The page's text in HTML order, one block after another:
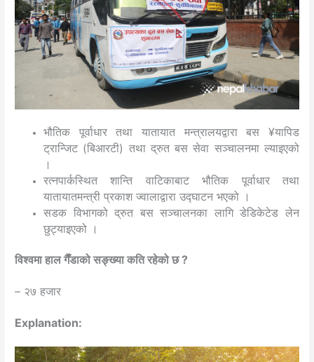
भौतिक पूर्वाधार तथा यातायात मन्त्रालयद्वारा बस ¥यापिड
ट्रान्जिट (बिआरटी) तथा द्रुत बस सेवा सञ्चालनमा ल्याइएको
।
रत्नपार्कस्थित शान्ति वाटिकाबाट भौतिक पूर्वाधार तथा
यातायातमन्त्री प्रकाश ज्वालाद्वारा उद्घाटन भएको ।
सडक विभागको द्रुत बस सञ्चालनका लागि डेडिकेटेड लेन
छुट्याइएको ।
विश्वमा हाल गैँडाको सङ्ख्या कति रहेको छ ?
– २७ हजार
Explanation: